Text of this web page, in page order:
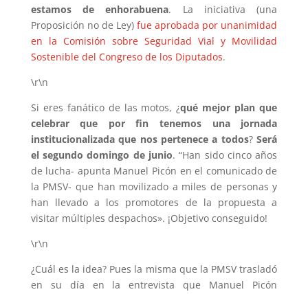
estamos de enhorabuena. La iniciativa (una
Proposición no de Ley)fue aprobada por unanimidad
en la Comisión sobre Seguridad Vial y Movilidad
Sostenible del Congreso de los Diputados.
\r\n
Si eres fanático de las motos, ¿qué mejor plan que
celebrar que por fin tenemos una jornada
institucionalizada que nos pertenece a todos?Será
el segundo domingo de junio. “Han sido cinco años
de lucha- apunta Manuel Picón en el comunicado de
la PMSV- que han movilizado a miles de personas y
han llevado a los promotores de la propuesta a
visitar múltiples despachos». ¡Objetivo conseguido!
\r\n
¿Cuál es la idea? Pues la misma que la PMSV trasladó
en su día en la entrevista que Manuel Picón